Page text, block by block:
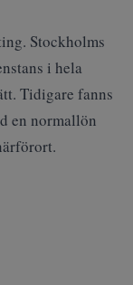
Stockholms
i hela
Tidigare fanns
en normallön